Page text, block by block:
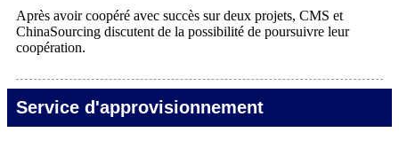
Après avoir coopéré avec succès sur deux projets, CMS et
ChinaSourcing discutent de la possibilité de poursuivre leur
coopération.
Service d'approvisionnement